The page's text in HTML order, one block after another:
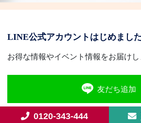
LINE公式アカウントはじめました
お得な情報やイベント情報をお届けし
友だち追加
0120-343-444